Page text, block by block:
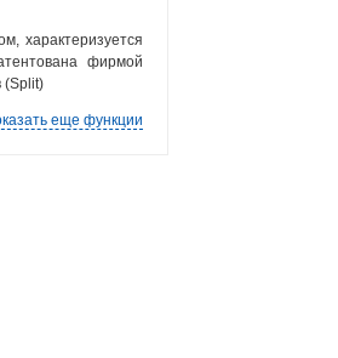
характеризуется
фирмой
(Split)
еще функции